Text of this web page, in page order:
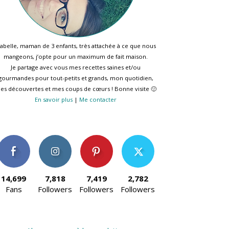
maman de 3 enfants, très attachée à ce que nous
mangeons, j’opte pour un maximum de fait maison.
Je partage avec vous mes recettes saines et/ou
pour tout-petits et grands, mon quotidien,
découvertes et mes coups de cœurs ! Bonne visite 🙂
En savoir plus | Me contacter
14,699
Fans
7,818
Followers
7,419
Followers
2,782
Followers